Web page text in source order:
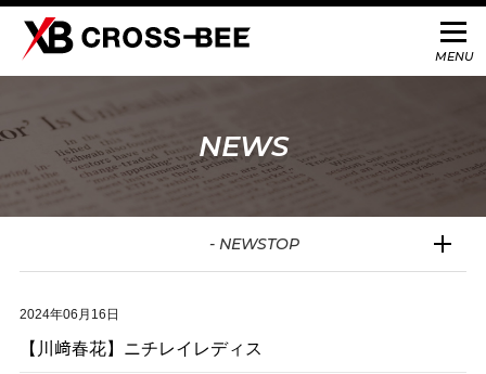
NEWS
2024年06月16日
【川﨑春花】ニチレイレディス
- NEWSTOP